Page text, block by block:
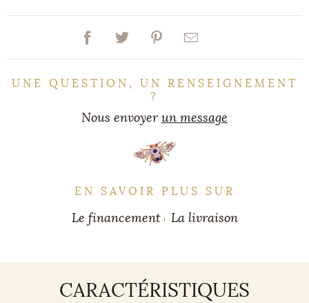
UNE QUESTION, UN RENSEIGNEMENT
?
Nous envoyerun message
EN SAVOIR PLUS SUR
Le financement La livraison
CARACTÉRISTIQUES